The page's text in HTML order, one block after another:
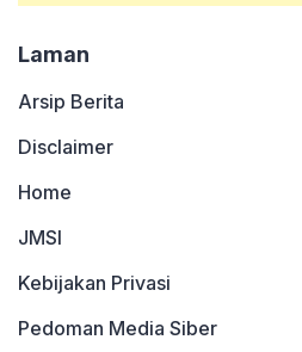
Laman
Arsip Berita
Disclaimer
Home
JMSI
Kebijakan Privasi
Pedoman Media Siber